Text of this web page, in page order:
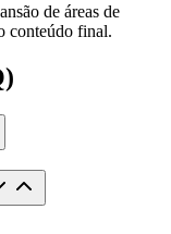
de áreas de
conteúdo final.